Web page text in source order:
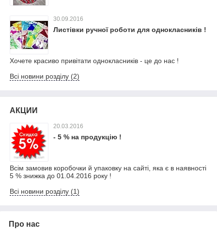
30.09.2016
Листівки ручної роботи для однокласників !
Хочете красиво привітати однокласників - це до нас !
Всі новини розділу (2)
АКЦИИ
20.03.2016
- 5 % на продукцію !
Всім замовив коробочки й упаковку на сайті, яка є в наявності
5 % знижка до 01.04.2016 року !
Всі новини розділу (1)
Про нас